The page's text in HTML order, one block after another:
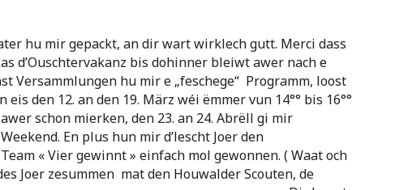
hu mir gepackt, an dir wart wirklech gutt. Merci dass
d’Ouschtervakanz bis dohinner bleiwt awer nach e
Versammlungen hu mir e „feschege“ Programm, loost
den 12. an den 19. März wéi ëmmer vun 14°° bis 16°°
schon mierken, den 23. an 24. Abrëll gi mir
En plus hun mir d’lescht Joer den
« Vier gewinnt » einfach mol gewonnen. ( Waat och
Joer zesummen mat den Houwalder Scouten, de